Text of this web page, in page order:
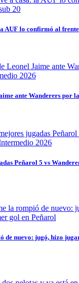
AUF lo confirmó al
ante Wanderers por
Peñarol 5 vs
de nuevo: jugó, hizo